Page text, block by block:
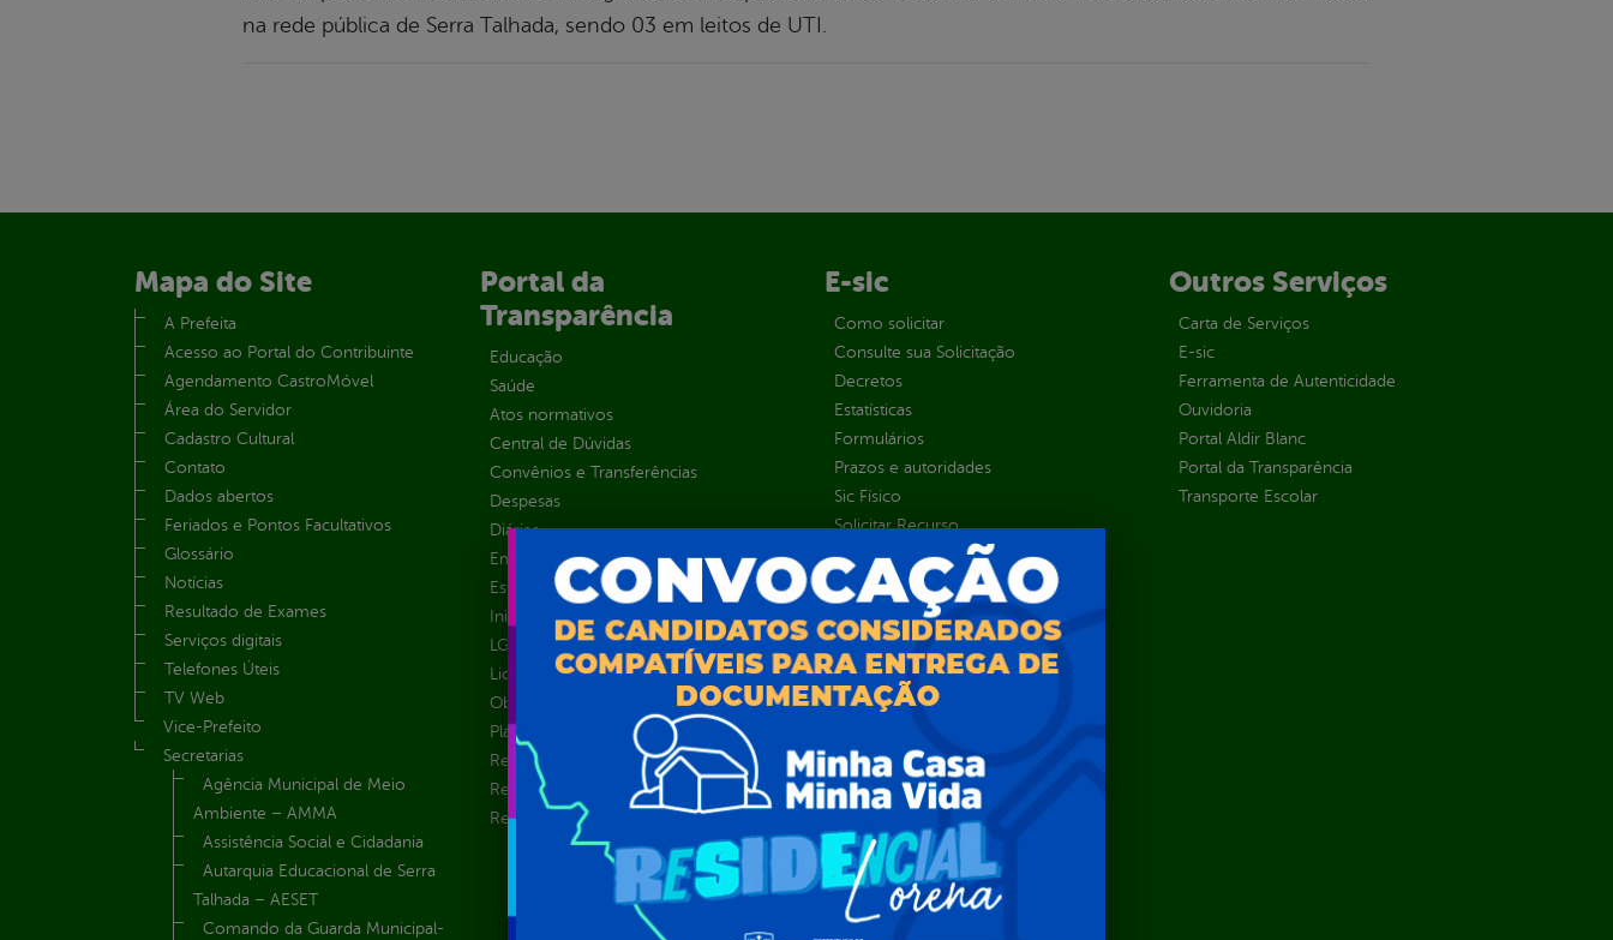
na rede pública de Serra Talhada, sendo 03 em leitos de UTI.
Mapa do Site
A Prefeita
Acesso ao Portal do Contribuinte
Agendamento CastroMóvel
Área do Servidor
Cadastro Cultural
Contato
Dados abertos
Feriados e Pontos Facultativos
Glossário
Notícias
Resultado de Exames
Serviços digitais
Telefones Úteis
TV Web
Vice-Prefeito
Secretarias
Agência Municipal de Meio
Ambiente – AMMA
Assistência Social e Cidadania
Autarquia Educacional de Serra
Talhada – AESET
Comando da Guarda Municipal-
Portal da
Transparência
Educação
Saúde
Atos normativos
Central de Dúvidas
Convênios e Transferências
Despesas
Diárias
Emendas parlamentares
Estrutura Organizacional
Inicio
LGPD e Governo Digital
Licitações e Contratos
Obras Públicas
Planejamento e Prestação de Contas
Receitas
Recursos Humanos
Renúncias de Receitas
E-sic
Como solicitar
Consulte sua Solicitação
Decretos
Estatísticas
Formulários
Prazos e autoridades
Sic Físico
Solicitar Recurso
Solicitar um pedido
Outros Serviços
Carta de Serviços
E-sic
Ferramenta de Autenticidade
Ouvidoria
Portal Aldir Blanc
Portal da Transparência
Transporte Escolar